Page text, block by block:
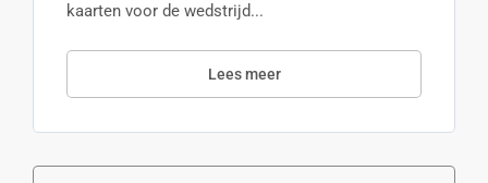
kaarten voor de wedstrijd...
Lees meer